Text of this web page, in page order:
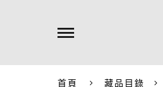
首頁 藏品目錄